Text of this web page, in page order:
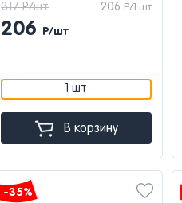
206 Р/1 шт
317 Р/шт
206 Р/шт
1 шт
В корзину
-35%